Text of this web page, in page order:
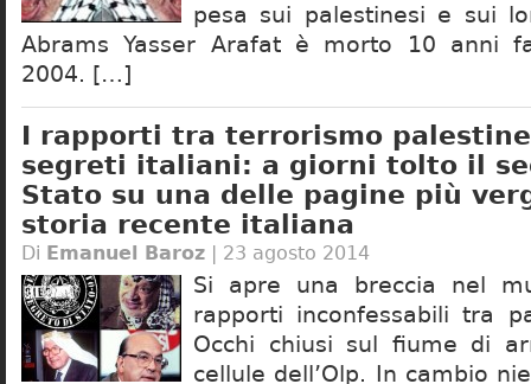
pesa sui palestinesi e sui
Abrams Yasser Arafat è morto 10 anni
2004. […]
I rapporti tra terrorismo
segreti italiani: a giorni tolto il
Stato su una delle pagine più
storia recente italiana
Di Emanuel Baroz | 23 agosto 2014
Si apre una breccia nel
rapporti inconfessabili tra
Occhi chiusi sul fiume di
cellule dell’Olp. In cambio